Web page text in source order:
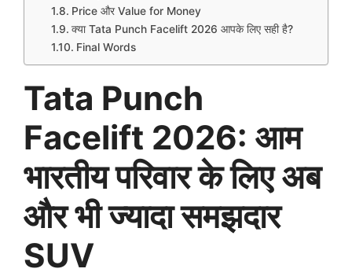
Price और Value for Money
क्या Tata Punch Facelift 2026 आपके लिए सही है?
Final Words
Tata Punch
Facelift 2026: आम
भारतीय परिवार के लिए अब
और भी ज्यादा समझदार
SUV